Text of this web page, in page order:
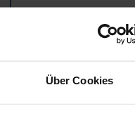
Über Cookies